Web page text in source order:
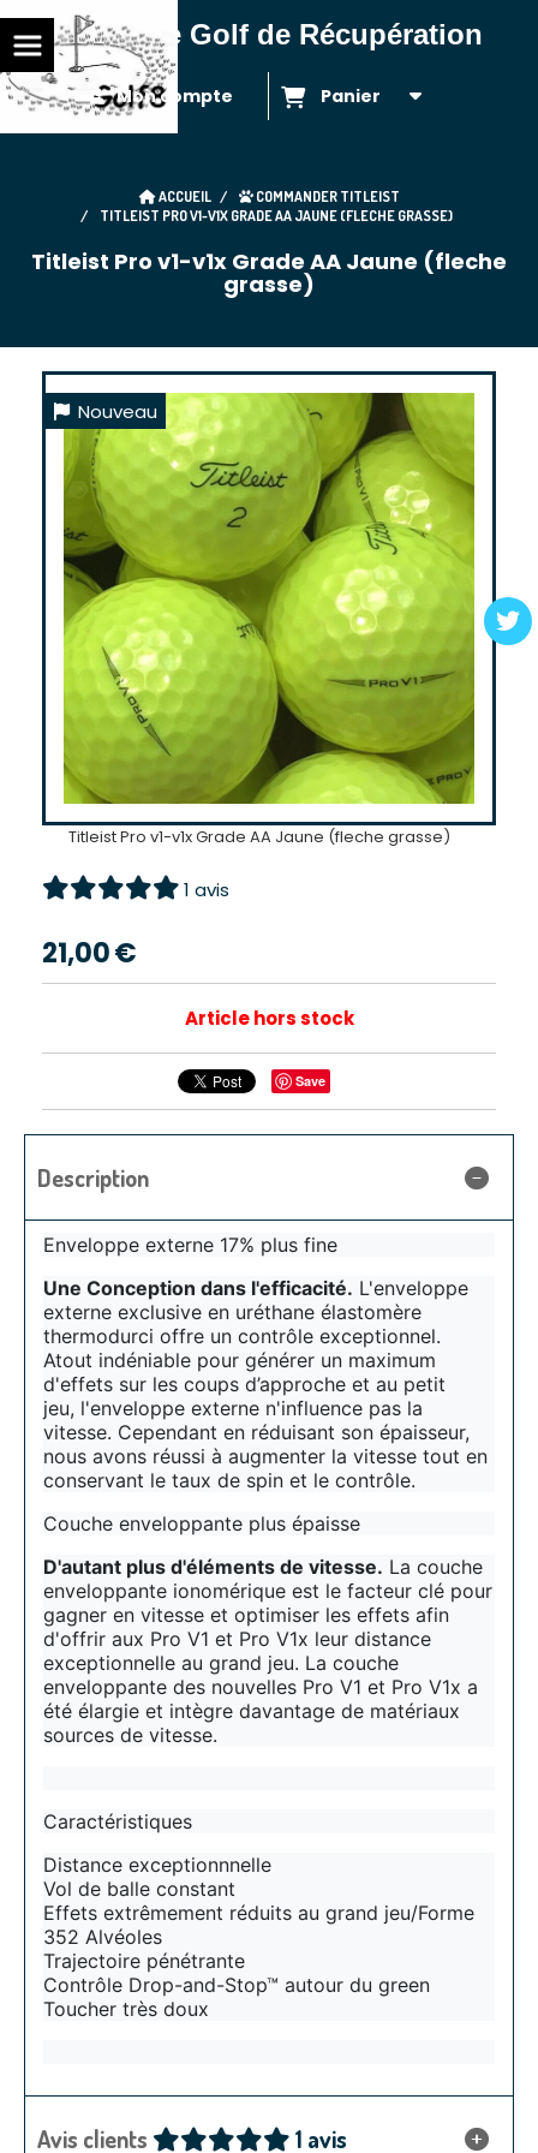
Balles de Golf de Récupération
Mon compte Panier
ACCUEIL
COMMANDER TITLEIST
TITLEIST PRO V1-V1X GRADE AA JAUNE (FLECHE GRASSE)
Titleist Pro v1-v1x Grade AA Jaune (fleche
grasse)
Nouveau
Titleist Pro v1-v1x Grade AA Jaune (fleche grasse)
1 avis
21,00€
Article hors stock
Save
Description
Enveloppe externe 17% plus fine
Une Conception dans l'efficacité. L'enveloppe
externe exclusive en uréthane élastomère
thermodurci offre un contrôle exceptionnel.
Atout indéniable pour générer un maximum
d'effets sur les coups d’approche et au petit
jeu, l'enveloppe externe n'influence pas la
vitesse. Cependant en réduisant son épaisseur,
nous avons réussi à augmenter la vitesse tout en
conservant le taux de spin et le contrôle.
Couche enveloppante plus épaisse
D'autant plus d'éléments de vitesse. La couche
enveloppante ionomérique est le facteur clé pour
gagner en vitesse et optimiser les effets afin
d'offrir aux Pro V1 et Pro V1x leur distance
exceptionnelle au grand jeu. La couche
enveloppante des nouvelles Pro V1 et Pro V1x a
été élargie et intègre davantage de matériaux
sources de vitesse.
Caractéristiques
Distance exceptionnnelle
Vol de balle constant
Effets extrêmement réduits au grand jeu/Forme
352 Alvéoles
Trajectoire pénétrante
Contrôle Drop-and-Stop™ autour du green
Toucher très doux
Avis clients 1 avis